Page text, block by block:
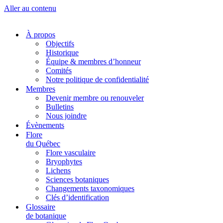
Aller au contenu
À propos
Objectifs
Historique
Équipe & membres d’honneur
Comités
Notre politique de confidentialité
Membres
Devenir membre ou renouveler
Bulletins
Nous joindre
Évènements
Flore
du Québec
Flore vasculaire
Bryophytes
Lichens
Sciences botaniques
Changements taxonomiques
Clés d’identification
Glossaire
de botanique